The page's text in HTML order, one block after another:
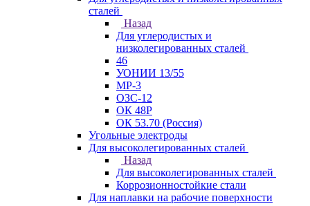
сталей
Назад
Для углеродистых и
низколегированных сталей
46
УОНИИ 13/55
МР-3
ОЗС-12
ОК 48Р
ОК 53.70 (Россия)
Угольные электроды
Для высоколегированных сталей
Назад
Для высоколегированных сталей
Коррозионностойкие стали
Для наплавки на рабочие поверхности